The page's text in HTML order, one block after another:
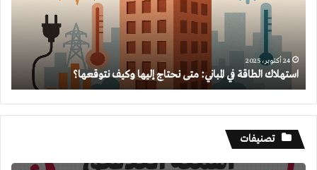
نتوقعها؟
24 أكتوبر، 2025
استهلاك الطاقة في المباني: متى نحتاج إليها وكيف نتوقعها؟
تصنيفات